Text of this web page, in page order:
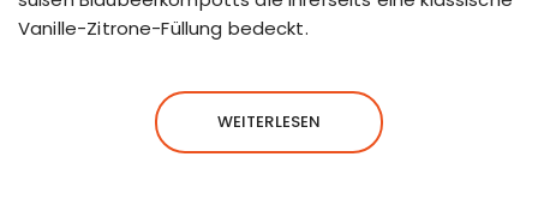
Vanille-Zitrone-Füllung bedeckt.
WEITERLESEN